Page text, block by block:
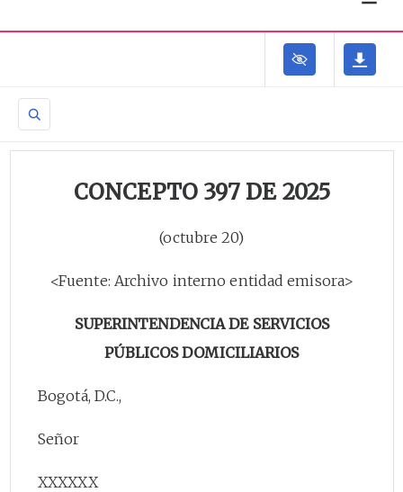
CONCEPTO 397 DE 2025
(octubre 20)
<Fuente: Archivo interno entidad emisora>
SUPERINTENDENCIA DE SERVICIOS
PÚBLICOS DOMICILIARIOS
Bogotá, D.C.,
Señor
XXXXXX